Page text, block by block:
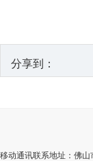
分享到：
移动通讯联系地址：佛山